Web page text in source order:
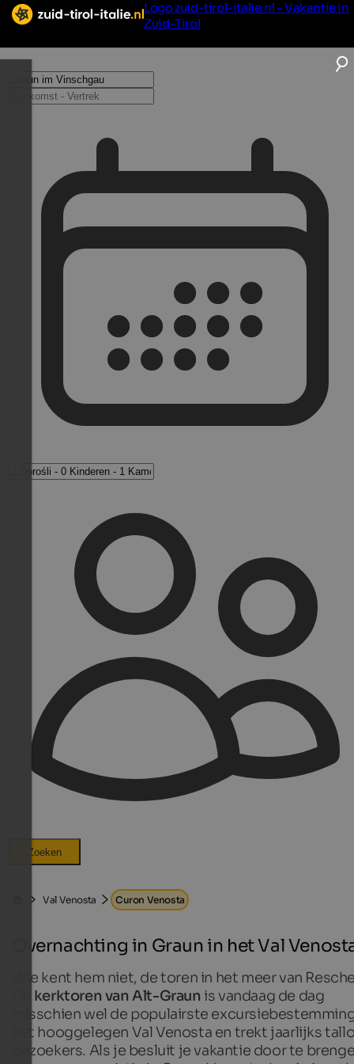
Logo zuid-tirol-italie.nl - Vakantie in
Zuid-Tirol
Zoeken
Val Venosta Curon Venosta
Overnachting in Graun in het Val
Wie kent hem niet, de toren in het meer van
kerktoren van Alt-Graun is vandaag de dag
misschien wel de populairste
het hooggelegen Val Venosta en trekt jaarlijks
bezoekers. Als je besluit je vakantie door te